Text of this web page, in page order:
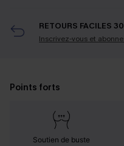
RETOURS FACILES
Inscrivez-vous et
Points forts
Soutien de buste